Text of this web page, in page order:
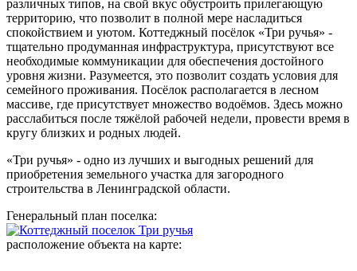
различных типов, на свой вкус обустроить прилегающую
территорию, что позволит в полной мере насладиться
спокойствием и уютом. Коттеджный посёлок «Три ручья» -
тщательно продуманная инфраструктура, присутствуют все
необходимые коммуникации для обеспечения достойного
уровня жизни. Разумеется, это позволит создать условия для
семейного проживания. Посёлок располагается в лесном
массиве, где присутствует множество водоёмов. Здесь можно
расслабиться после тяжёлой рабочей недели, провести время в
кругу близких и родных людей.
«Три ручья» - одно из лучших и выгодных решений для
приобретения земельного участка для загородного
строительства в Ленинградской области.
Генеральный план поселка:
расположение объекта на карте: